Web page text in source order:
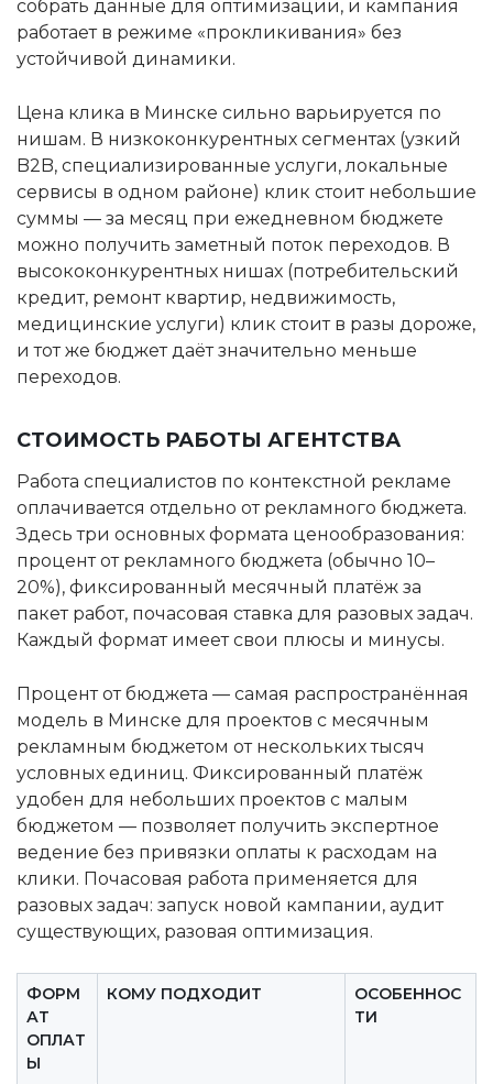
собрать данные для оптимизации, и кампания
работает в режиме «прокликивания» без
устойчивой динамики.
Цена клика в Минске сильно варьируется по
нишам. В низкоконкурентных сегментах (узкий
B2B, специализированные услуги, локальные
сервисы в одном районе) клик стоит небольшие
суммы — за месяц при ежедневном бюджете
можно получить заметный поток переходов. В
высококонкурентных нишах (потребительский
кредит, ремонт квартир, недвижимость,
медицинские услуги) клик стоит в разы дороже,
и тот же бюджет даёт значительно меньше
переходов.
СТОИМОСТЬ РАБОТЫ АГЕНТСТВА
Работа специалистов по контекстной рекламе
оплачивается отдельно от рекламного бюджета.
Здесь три основных формата ценообразования:
процент от рекламного бюджета (обычно 10–
20%), фиксированный месячный платёж за
пакет работ, почасовая ставка для разовых задач.
Каждый формат имеет свои плюсы и минусы.
Процент от бюджета — самая распространённая
модель в Минске для проектов с месячным
рекламным бюджетом от нескольких тысяч
условных единиц. Фиксированный платёж
удобен для небольших проектов с малым
бюджетом — позволяет получить экспертное
ведение без привязки оплаты к расходам на
клики. Почасовая работа применяется для
разовых задач: запуск новой кампании, аудит
существующих, разовая оптимизация.
ФОРМ
АТ
ОПЛАТ
Ы
КОМУ ПОДХОДИТ
ОСОБЕННОС
ТИ